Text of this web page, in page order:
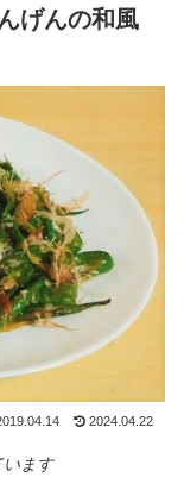
げんの和風
2024.04.22
います